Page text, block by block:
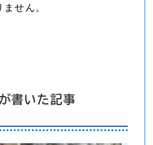
せん。
書いた記事